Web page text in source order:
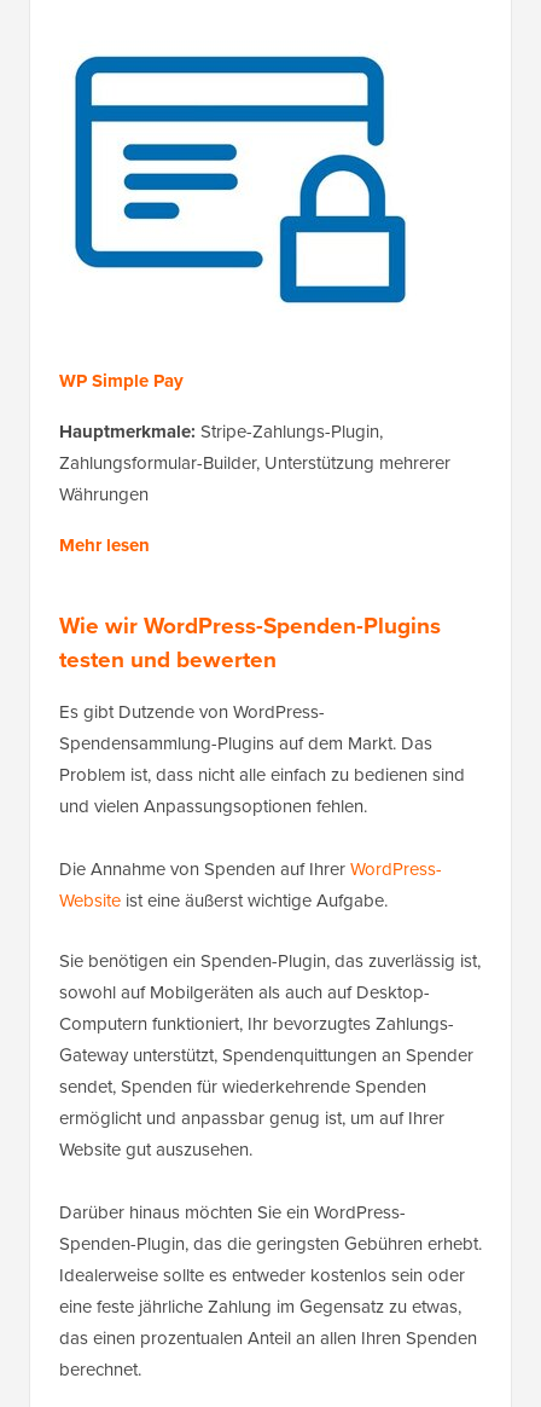
WP Simple Pay
Hauptmerkmale: Stripe-Zahlungs-Plugin,
Zahlungsformular-Builder, Unterstützung mehrerer
Währungen
Mehr lesen
Wie wir WordPress-Spenden-Plugins
testen und bewerten
Es gibt Dutzende von WordPress-
Spendensammlung-Plugins auf dem Markt. Das
Problem ist, dass nicht alle einfach zu bedienen sind
und vielen Anpassungsoptionen fehlen.
Die Annahme von Spenden auf IhrerWordPress-
Website ist eine äußerst wichtige Aufgabe.
Sie benötigen ein Spenden-Plugin, das zuverlässig ist,
sowohl auf Mobilgeräten als auch auf Desktop-
Computern funktioniert, Ihr bevorzugtes Zahlungs-
Gateway unterstützt, Spendenquittungen an Spender
sendet, Spenden für wiederkehrende Spenden
ermöglicht und anpassbar genug ist, um auf Ihrer
Website gut auszusehen.
Darüber hinaus möchten Sie ein WordPress-
Spenden-Plugin, das die geringsten Gebühren erhebt.
Idealerweise sollte es entweder kostenlos sein oder
eine feste jährliche Zahlung im Gegensatz zu etwas,
das einen prozentualen Anteil an allen Ihren Spenden
berechnet.